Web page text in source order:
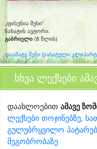
„ფისუნია მუსი“
ნახატის ავტორი:
გაბრიელი (8 წლის)
დაამატე შენი დახატული
სხვა ლექსები
დაახლოებით ამავე
ლექსები თოჯინებზე,
გულუბრყვილო
მეგობრობაზე